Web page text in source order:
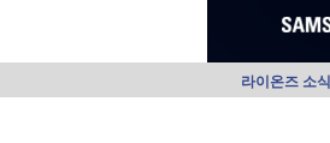
라이온즈 소식